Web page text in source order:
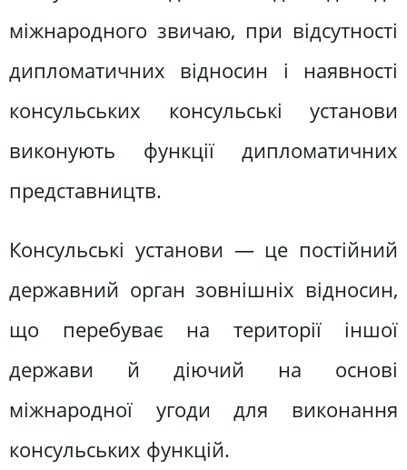
міжнародного звичаю, при відсутності
дипломатичних відносин і наявності
консульських консульські установи
виконують функції дипломатичних
представництв.
Консульські установи — це постійний
державний орган зовнішніх відносин,
що перебуває на території іншої
держави й діючий на основі
міжнародної угоди для виконання
консульських функцій.